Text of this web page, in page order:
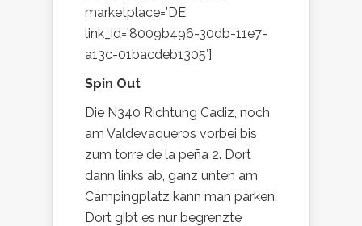
marketplace=’DE‘
link_id=’8009b496-30db-11e7-
a13c-01bacdeb1305′]
Spin Out
Die N340 Richtung Cadiz, noch
am Valdevaqueros vorbei bis
zum torre de la peña 2. Dort
dann links ab, ganz unten am
Campingplatz kann man parken.
Dort gibt es nur begrenzte